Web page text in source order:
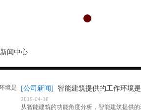
新闻中心
[公司新闻] 智能建筑提供的工作环境
2019-04-16
从智能建筑的功能角度分析，智能建筑提供